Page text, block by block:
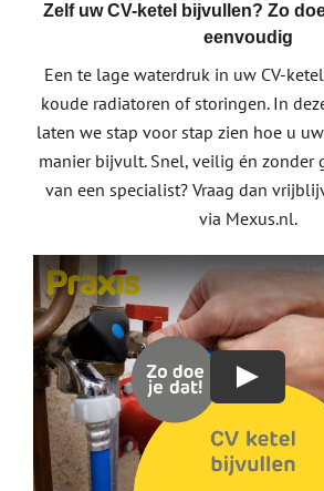
Zelf uw CV-ketel bijvullen? Zo
eenvoudig
Een te lage waterdruk in uw CV-
koude radiatoren of storingen. In
laten we stap voor stap zien hoe u
manier bijvult. Snel, veilig én zonder
van een specialist? Vraag dan
via Mexus.nl.